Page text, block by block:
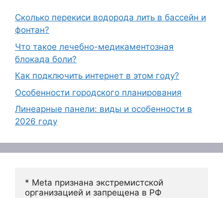
Сколько перекиси водорода лить в бассейн и
фонтан?
Что такое лечебно-медикаментозная
блокада боли?
Как подключить интернет в этом году?
Особенности городского планирования
Линеарные панели: виды и особенности в
2026 году
* Meta признана экстремистской
организацией и запрещена в РФ